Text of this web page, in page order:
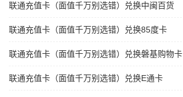
联通充值卡（面值千万别选错）兑换中闽百货
联通充值卡（面值千万别选错）兑换85度卡
联通充值卡（面值千万别选错）兑换磐基购物卡
联通充值卡（面值千万别选错）兑换E通卡